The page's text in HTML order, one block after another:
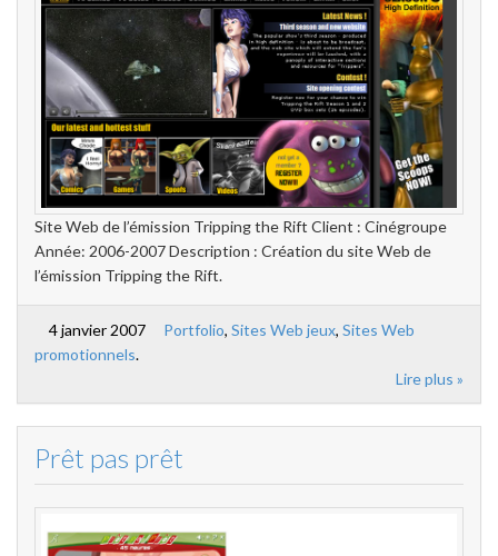
Site Web de l’émission Tripping the Rift Client : Cinégroupe
Année: 2006-2007 Description : Création du site Web de
l’émission Tripping the Rift.
4 janvier 2007 Portfolio, Sites Web jeux, Sites Web
promotionnels.
Lire plus »
Prêt pas prêt